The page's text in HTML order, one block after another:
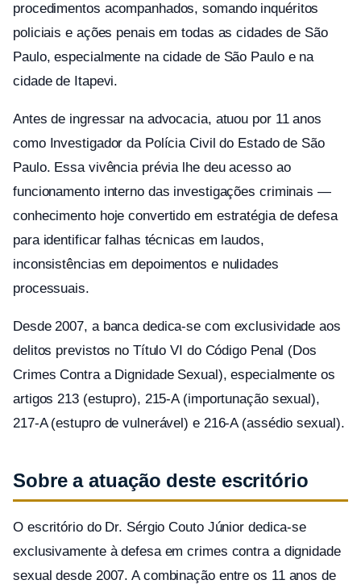
procedimentos acompanhados, somando inquéritos
policiais e ações penais em todas as cidades de São
Paulo, especialmente na cidade de São Paulo e na
cidade de Itapevi.
Antes de ingressar na advocacia, atuou por 11 anos
como Investigador da Polícia Civil do Estado de São
Paulo. Essa vivência prévia lhe deu acesso ao
funcionamento interno das investigações criminais —
conhecimento hoje convertido em estratégia de defesa
para identificar falhas técnicas em laudos,
inconsistências em depoimentos e nulidades
processuais.
Desde 2007, a banca dedica-se com exclusividade aos
delitos previstos no Título VI do Código Penal (Dos
Crimes Contra a Dignidade Sexual), especialmente os
artigos 213 (estupro), 215-A (importunação sexual),
217-A (estupro de vulnerável) e 216-A (assédio sexual).
Sobre a atuação deste escritório
O escritório do Dr. Sérgio Couto Júnior dedica-se
exclusivamente à defesa em crimes contra a dignidade
sexual desde 2007. A combinação entre os 11 anos de